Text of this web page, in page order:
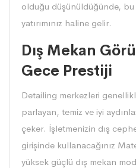
olduğu düşünüldüğünde, bu
yatırımınız haline gelir.
Dış Mekan
Gece Prestiji
Detailing merkezleri
parlayan, temiz ve iyi
çeker. İşletmenizin dış
girişinde kullanacağınız
yüksek güçlü dış mekan